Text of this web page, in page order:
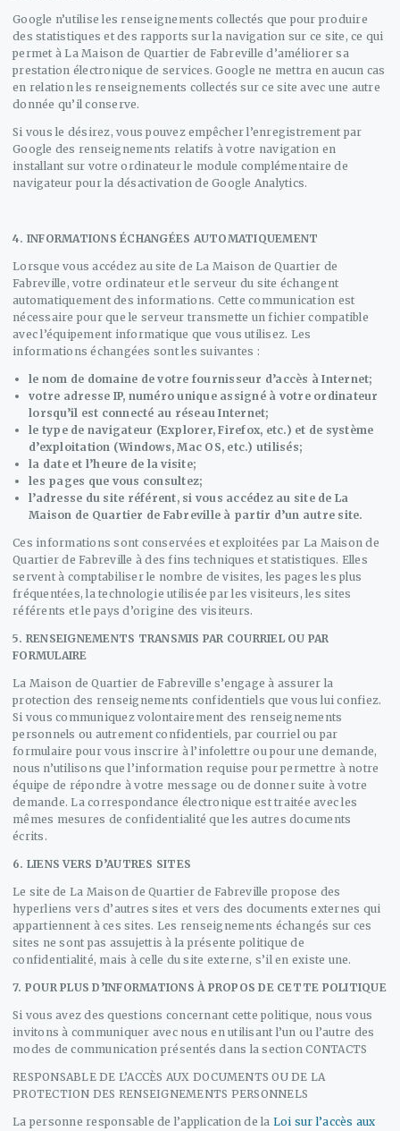
Google n’utilise les renseignements collectés que pour produire
des statistiques et des rapports sur la navigation sur ce site, ce qui
permet à La Maison de Quartier de Fabreville d’améliorer sa
prestation électronique de services. Google ne mettra en aucun cas
en relation les renseignements collectés sur ce site avec une autre
donnée qu’il conserve.
Si vous le désirez, vous pouvez empêcher l’enregistrement par
Google des renseignements relatifs à votre navigation en
installant sur votre ordinateur le module complémentaire de
navigateur pour la désactivation de Google Analytics.
4. INFORMATIONS ÉCHANGÉES AUTOMATIQUEMENT
Lorsque vous accédez au site de La Maison de Quartier de
Fabreville, votre ordinateur et le serveur du site échangent
automatiquement des informations. Cette communication est
nécessaire pour que le serveur transmette un fichier compatible
avec l’équipement informatique que vous utilisez. Les
informations échangées sont les suivantes :
le nom de domaine de votre fournisseur d’accès à Internet;
votre adresse IP, numéro unique assigné à votre ordinateur
lorsqu’il est connecté au réseau Internet;
le type de navigateur (Explorer, Firefox, etc.) et de système
d’exploitation (Windows, Mac OS, etc.) utilisés;
la date et l’heure de la visite;
les pages que vous consultez;
l’adresse du site référent, si vous accédez au site de La
Maison de Quartier de Fabreville à partir d’un autre site.
Ces informations sont conservées et exploitées par La Maison de
Quartier de Fabreville à des fins techniques et statistiques. Elles
servent à comptabiliser le nombre de visites, les pages les plus
fréquentées, la technologie utilisée par les visiteurs, les sites
référents et le pays d’origine des visiteurs.
5. RENSEIGNEMENTS TRANSMIS PAR COURRIEL OU PAR
FORMULAIRE
La Maison de Quartier de Fabreville s’engage à assurer la
protection des renseignements confidentiels que vous lui confiez.
Si vous communiquez volontairement des renseignements
personnels ou autrement confidentiels, par courriel ou par
formulaire pour vous inscrire à l’infolettre ou pour une demande,
nous n’utilisons que l’information requise pour permettre à notre
équipe de répondre à votre message ou de donner suite à votre
demande. La correspondance électronique est traitée avec les
mêmes mesures de confidentialité que les autres documents
écrits.
6. LIENS VERS D’AUTRES SITES
Le site de La Maison de Quartier de Fabreville propose des
hyperliens vers d’autres sites et vers des documents externes qui
appartiennent à ces sites. Les renseignements échangés sur ces
sites ne sont pas assujettis à la présente politique de
confidentialité, mais à celle du site externe, s’il en existe une.
7. POUR PLUS D’INFORMATIONS À PROPOS DE CETTE POLITIQUE
Si vous avez des questions concernant cette politique, nous vous
invitons à communiquer avec nous en utilisant l’un ou l’autre des
modes de communication présentés dans la section CONTACTS
RESPONSABLE DE L’ACCÈS AUX DOCUMENTS OU DE LA
PROTECTION DES RENSEIGNEMENTS PERSONNELS
La personne responsable de l’application de la Loi sur l’accès aux